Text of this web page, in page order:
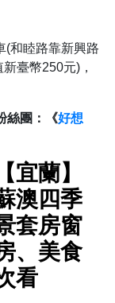
(和睦路靠新興路
臺幣250元)，
絲團：《好想
宜蘭】
澳四季
套房窗
、美食
看